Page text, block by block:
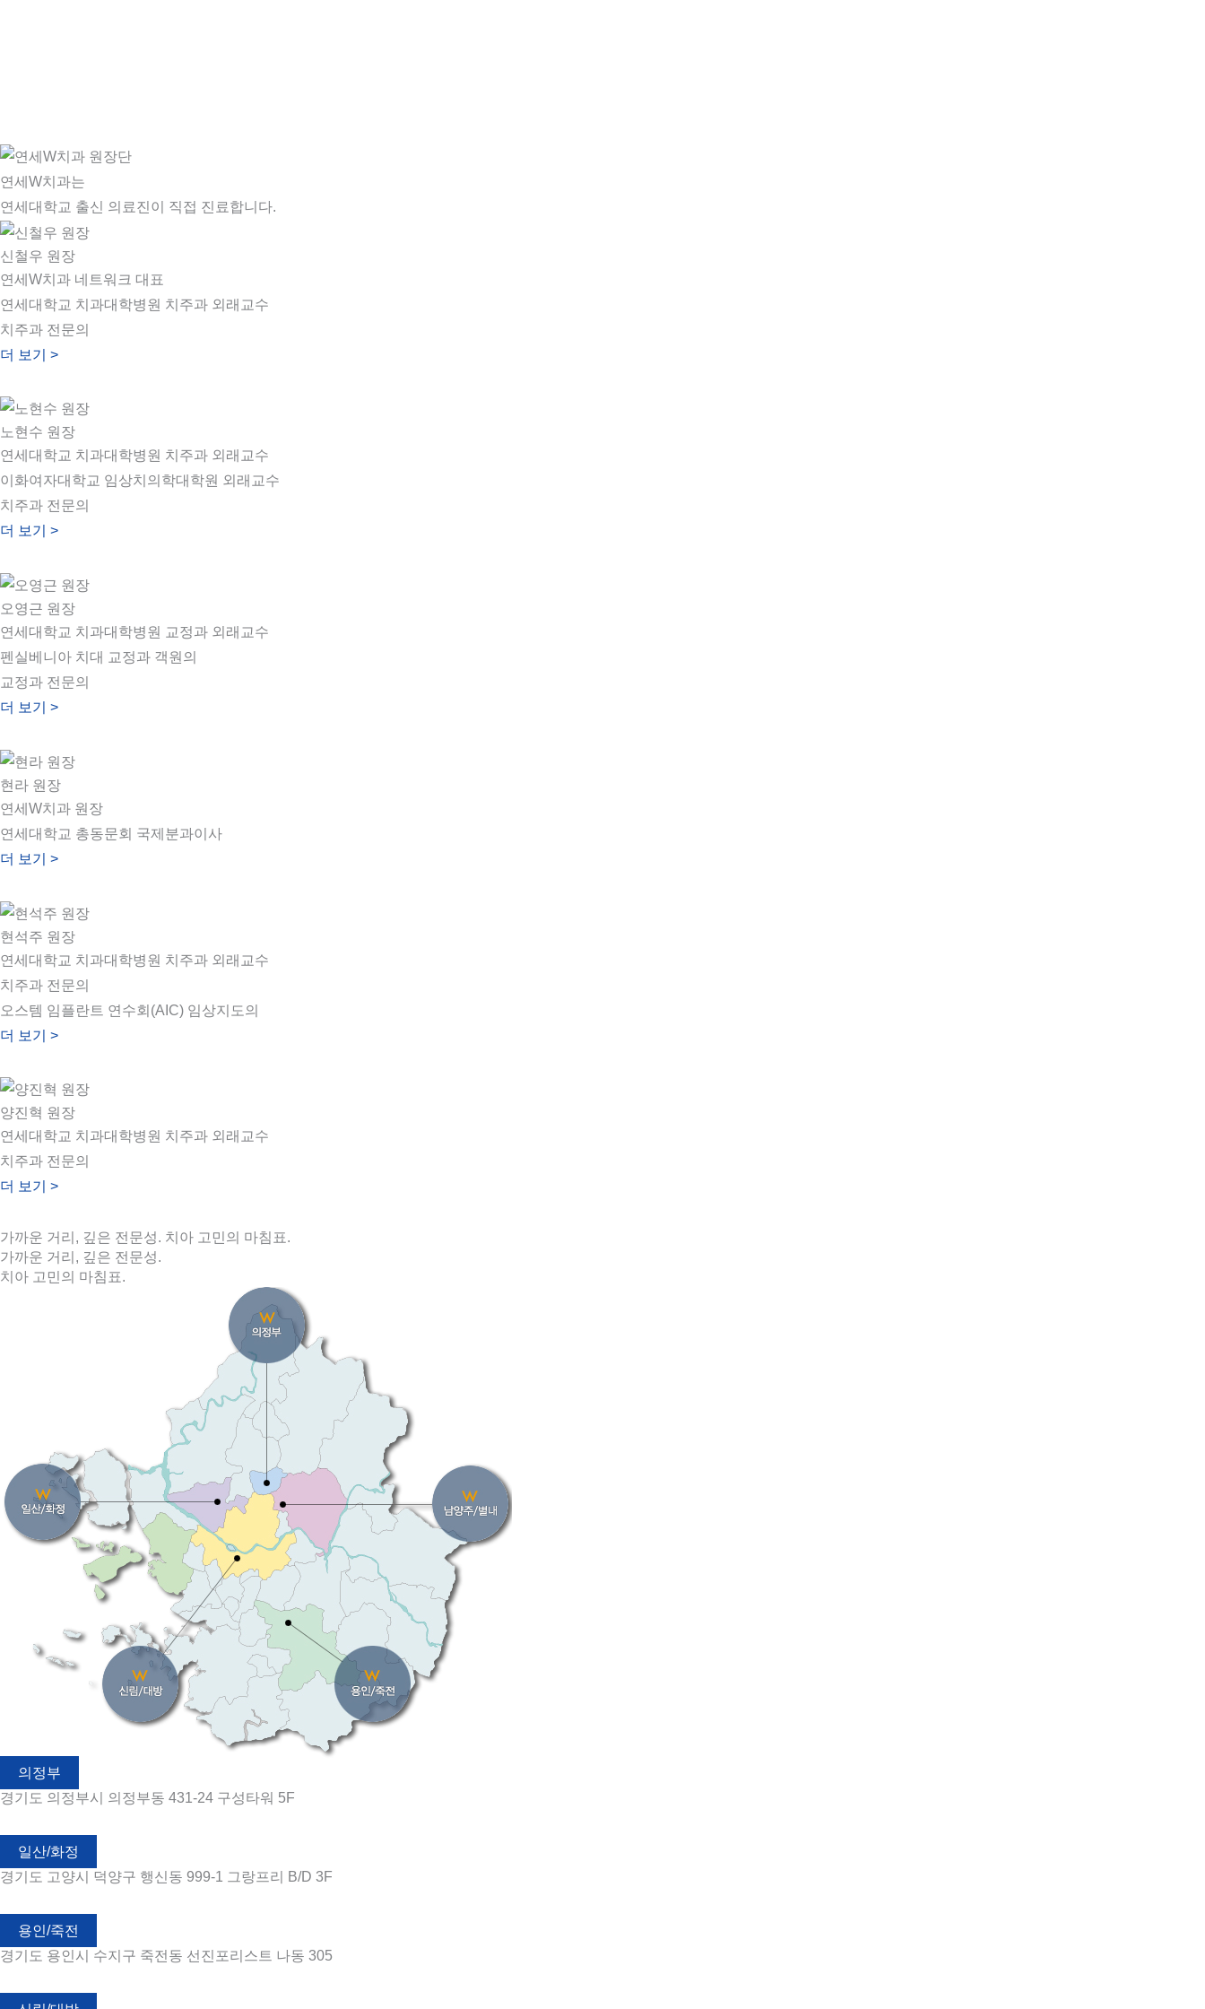
연세W치과는
연세대학교 출신 의료진이 직접 진료합니다.
신철우 원장
연세W치과 네트워크 대표
연세대학교 치과대학병원 치주과 외래교수
치주과 전문의
더 보기 >
노현수 원장
연세대학교 치과대학병원 치주과 외래교수
이화여자대학교 임상치의학대학원 외래교수
치주과 전문의
더 보기 >
오영근 원장
연세대학교 치과대학병원 교정과 외래교수
펜실베니아 치대 교정과 객원의
교정과 전문의
더 보기 >
현라 원장
연세W치과 원장
연세대학교 총동문회 국제분과이사
더 보기 >
현석주 원장
연세대학교 치과대학병원 치주과 외래교수
치주과 전문의
오스템 임플란트 연수회(AIC) 임상지도의
더 보기 >
양진혁 원장
연세대학교 치과대학병원 치주과 외래교수
치주과 전문의
더 보기 >
가까운 거리, 깊은 전문성. 치아 고민의 마침표.
가까운 거리, 깊은 전문성.
치아 고민의 마침표.
의정부
경기도 의정부시 의정부동 431-24 구성타워 5F
일산/화정
경기도 고양시 덕양구 행신동 999-1 그랑프리 B/D 3F
용인/죽전
경기도 용인시 수지구 죽전동 선진포리스트 나동 305